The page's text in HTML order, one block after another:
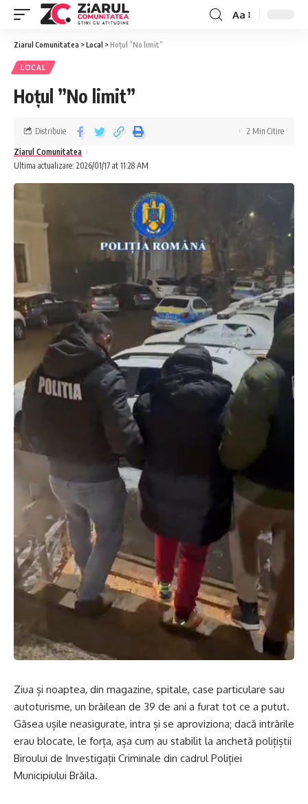
Aa
Ziarul Comunitatea >Local >Hoțul ”No limit”
LOCAL
Hoțul ”No limit”
Ultima actualizare: 2026/01/17 at 11:28 AM
Ziarul Comunitatea
Distribuie 2 Min Citire
Ziua și noaptea, din magazine, spitale, case particulare sau
autoturisme, un brăilean de 39 de ani a furat tot ce a putut.
Găsea ușile neasigurate, intra și se aproviziona; dacă intrările
erau blocate, le forța, așa cum au stabilit la anchetă polițiștii
Biroului de Investigații Criminale din cadrul Poliției
Municipiului Brăila.